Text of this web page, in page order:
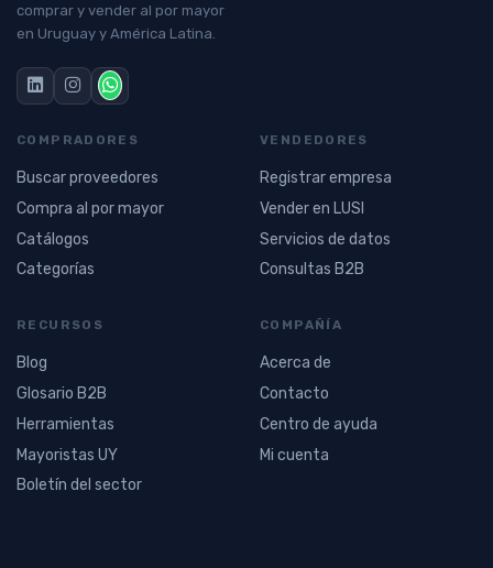
comprar y vender al por mayor
en Uruguay y América Latina.
COMPRADORES
Buscar proveedores
Compra al por mayor
Catálogos
Categorías
VENDEDORES
Registrar empresa
Vender en LUSI
Servicios de datos
Consultas B2B
RECURSOS
Blog
Glosario B2B
Herramientas
Mayoristas UY
Boletín del sector
COMPAÑÍA
Acerca de
Contacto
Centro de ayuda
Mi cuenta